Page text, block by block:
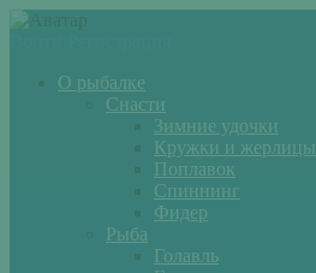
О рыбалке
Снасти
Зимние удочки
Кружки и жерлицы
Поплавок
Спиннинг
Фидер
Рыба
Голавль